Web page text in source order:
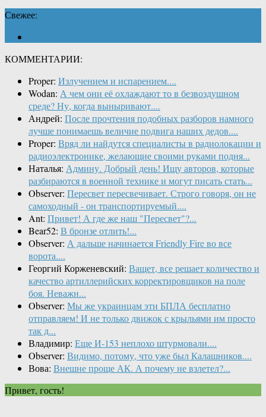
Свежее:
КОММЕНТАРИИ:
Proper: Излучением и испарением....
Wodan: А чем они её охлаждают то в безвоздушном
среде? Ну, когда выныривают....
Андрей: После прочтения подобных разборов намного
лучше понимаешь величие подвига наших дедов....
Proper: Вряд ли найдутся специалисты в радиолокации и
радиоэлектронике, желающие своими руками подня...
Наталья: Админу. Добрый день! Ищу авторов, которые
разбираются в военной технике и могут писать стать...
Observer: Пересвет пересвечивает. Строго говоря, он не
самоходный - он транспортируемый....
Ant: Привет! А где же наш "Пересвет"?...
Bear52: В бронзе отлить!...
Observer: А дальше начинается Friendly Fire во все
ворота....
Георгий Корженевский: Ващет, все решает количество и
качество артиллерийских корректировщиков на поле
боя. Неважн...
Observer: Мы же украинцам эти БПЛА бесплатно
отправляем! И не только движок с крыльями им просто
так д...
Владимир: Еще И-153 неплохо штурмовали....
Observer: Видимо, потому, что уже был Калашников....
Вова: Внешне проще АК. А почему не взлетел?...
Привет, гость!